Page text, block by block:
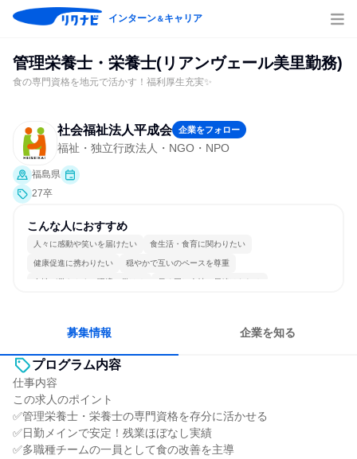
インターン＆キャリア
管理栄養士・栄養士(リアンヴェール美里勤務)
食の専門資格を地元で活かす！福利厚生充実✨
社会福祉法人平成会 企業をフォロー
福祉・独立行政法人・NGO・NPO
福島県
27卒
こんな人におすすめ
人々に感動や笑いを届けたい 食生活・食育に関わりたい
健康促進に携わりたい 穏やかで互いのペースを尊重
女性が働きやすい環境で働ける 長く同じ会社に居続けられる
募集情報 企業を知る
プログラム内容
仕事内容
この求人のポイント
✅管理栄養士・栄養士の専門資格を存分に活かせる
✅日勤メインで安定！残業ほぼなし実績
✅多職種チームの一員として食の改善を主導